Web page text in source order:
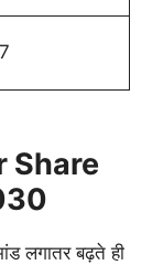
Share
लगातर बढ़ते ही